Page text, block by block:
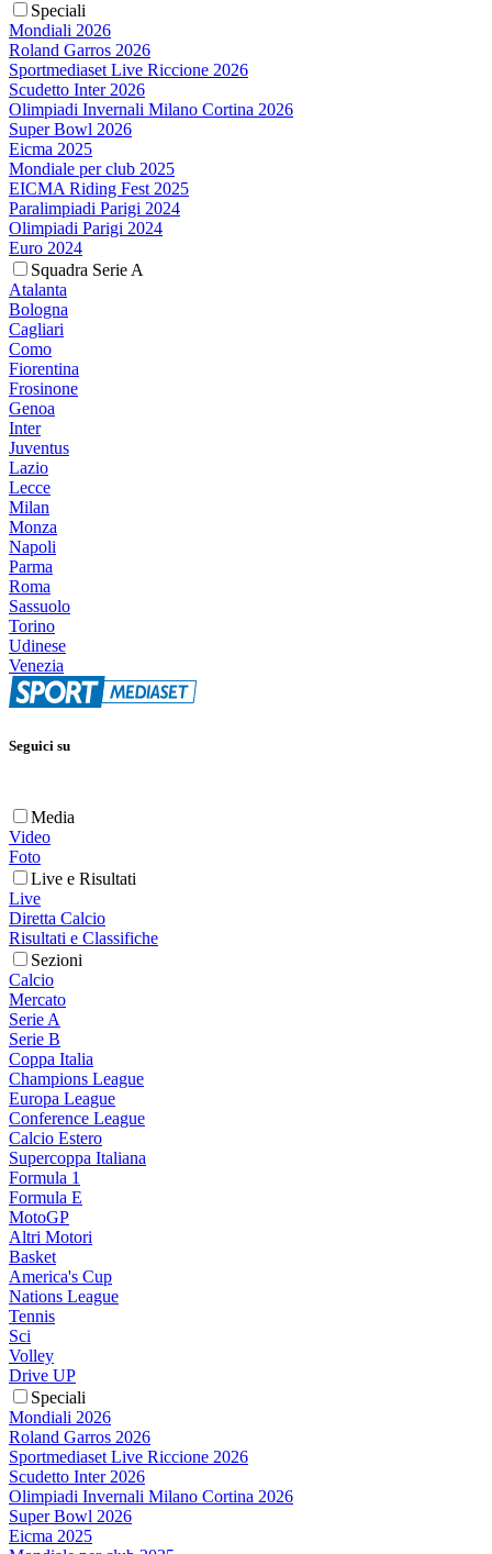
Speciali
Mondiali 2026
Roland Garros 2026
Sportmediaset Live Riccione 2026
Scudetto Inter 2026
Olimpiadi Invernali Milano Cortina 2026
Super Bowl 2026
Eicma 2025
Mondiale per club 2025
EICMA Riding Fest 2025
Paralimpiadi Parigi 2024
Olimpiadi Parigi 2024
Euro 2024
Squadra Serie A
Atalanta
Bologna
Cagliari
Como
Fiorentina
Frosinone
Genoa
Inter
Juventus
Lazio
Lecce
Milan
Monza
Napoli
Parma
Roma
Sassuolo
Torino
Udinese
Venezia
Seguici su
Media
Video
Foto
Live e Risultati
Live
Diretta Calcio
Risultati e Classifiche
Sezioni
Calcio
Mercato
Serie A
Serie B
Coppa Italia
Champions League
Europa League
Conference League
Calcio Estero
Supercoppa Italiana
Formula 1
Formula E
MotoGP
Altri Motori
Basket
America's Cup
Nations League
Tennis
Sci
Volley
Drive UP
Speciali
Mondiali 2026
Roland Garros 2026
Sportmediaset Live Riccione 2026
Scudetto Inter 2026
Olimpiadi Invernali Milano Cortina 2026
Super Bowl 2026
Eicma 2025